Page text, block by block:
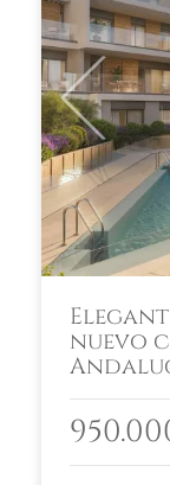
Previous
nuevo